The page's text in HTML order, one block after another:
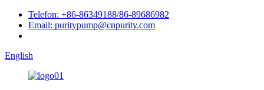
Telefon: +86-86349188/86-89686982
Email: puritypump@cnpurity.com
English